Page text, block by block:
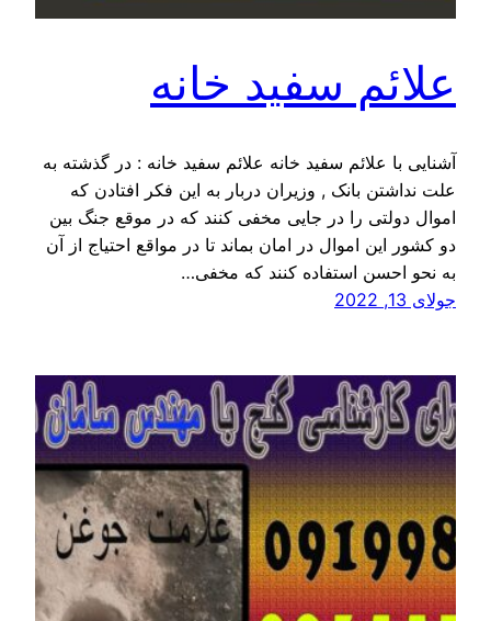
علائم سفید خانه
آشنایی با علائم سفید خانه علائم سفید خانه : در گذشته به
علت نداشتن بانک , وزیران دربار به این فکر افتادن که
اموال دولتی را در جایی مخفی کنند که در موقع جنگ بین
دو کشور این اموال در امان بماند تا در مواقع احتیاج از آن
به نحو احسن استفاده کنند که مخفی…
جولای 13, 2022